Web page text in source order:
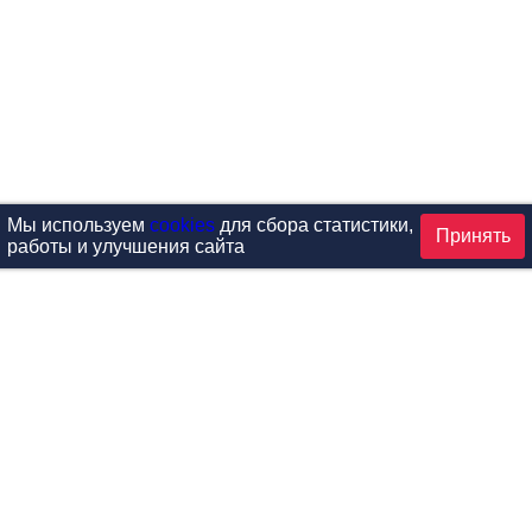
Мы используем cookiesдля сбора статистики,
работы и улучшения сайта
Принять